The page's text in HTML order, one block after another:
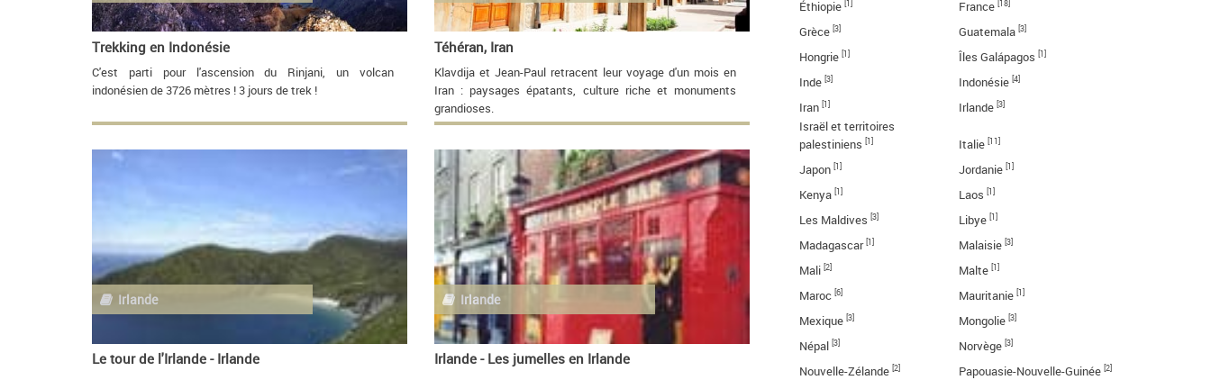
Trekking en Indonésie
C'est parti pour l'ascension du Rinjani, un volcan
indonésien de 3726 mètres ! 3 jours de trek !
Téhéran, Iran
Klavdija et Jean-Paul retracent leur voyage d'un mois en
Iran : paysages épatants, culture riche et monuments
grandioses.
Irlande
Le tour de l'Irlande - Irlande
Irlande
Irlande - Les jumelles en Irlande
Éthiopie [1] France [18]
Grèce [3] Guatemala [3]
Hongrie [1] Îles Galápagos [1]
Inde [3] Indonésie [4]
Iran [1] Irlande [3]
Israël et territoires
palestiniens [1] Italie [11]
Japon [1] Jordanie [1]
Kenya [1] Laos [1]
Les Maldives [3] Libye [1]
Madagascar [1] Malaisie [3]
Mali [2] Malte [1]
Maroc [6] Mauritanie [1]
Mexique [3] Mongolie [3]
Népal [3] Norvège [3]
Nouvelle-Zélande [2] Papouasie-Nouvelle-Guinée [2]